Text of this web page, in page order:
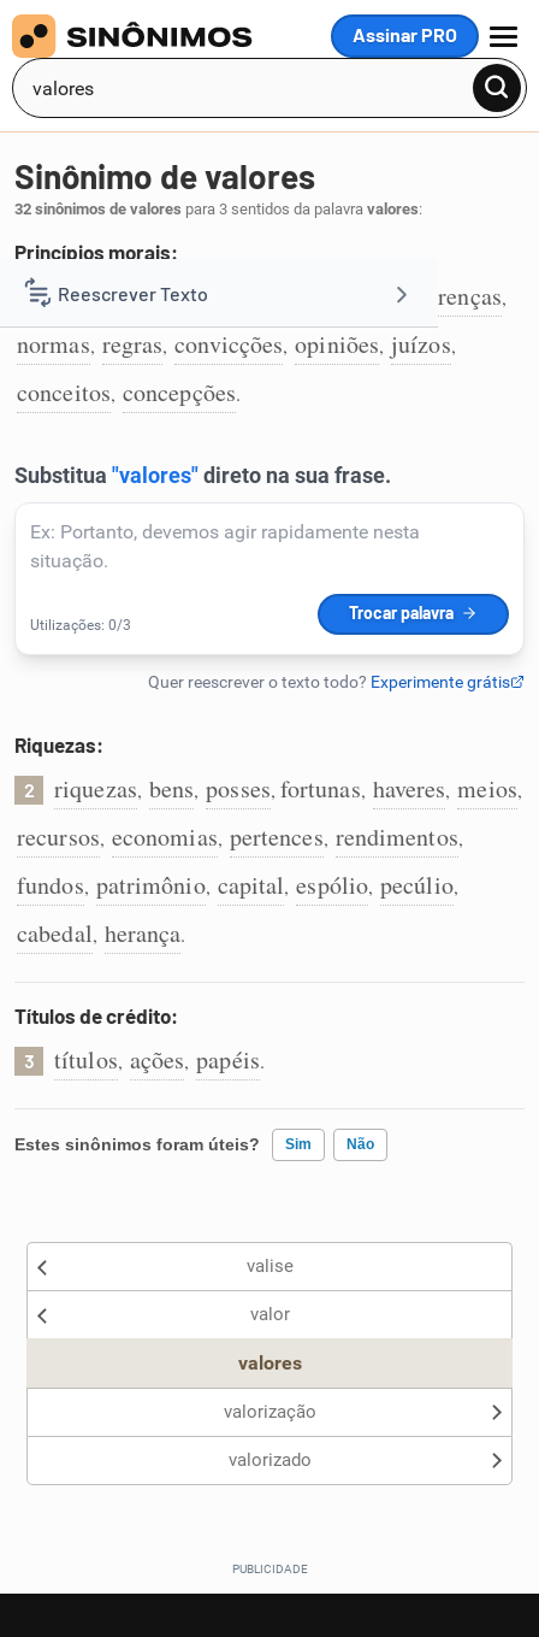
Assinar PRO
MENU
Reescrever Texto
Resumir Texto
Detector de IA
Humanizador de IA
Caça-palavras
Sinônimo de valores
32 sinônimos de valores para 3 sentidos da palavra valores:
Princípios morais:
1 princípios,moral padrões crenças,
normas, regras, convicções, opiniões, juízos,
conceitos, concepções.
Riquezas:
2 riquezas, bens, posses, fortunas, haveres, meios,
recursos, economias, pertences, rendimentos,
fundos, patrimônio, capital, espólio, pecúlio,
cabedal, herança.
Títulos de crédito:
3 títulos, ações, papéis.
Estes sinônimos foram úteis? Sim Não
Nenhum dos sinônimos apresentados me ajudou
valise
valor
valores
valorização
valorizado